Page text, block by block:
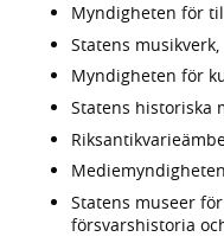
Myndigheten för
Statens musikverk,
Myndigheten för
Statens historiska
Statens museer
försvarshistoria